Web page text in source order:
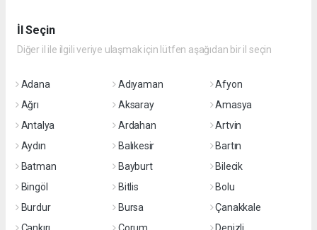
İl Seçin
Diğer il ile ilgili veriye ulaşmak için lütfen aşağıdan bir il seçin
Adana Adıyaman
Afyon
Ağrı
Aksaray
Amasya
Antalya
Ardahan
Artvin
Aydın
Balıkesir
Bartın
Batman
Bayburt
Bilecik
Bingöl
Bitlis
Bolu
Burdur
Bursa
Çanakkale